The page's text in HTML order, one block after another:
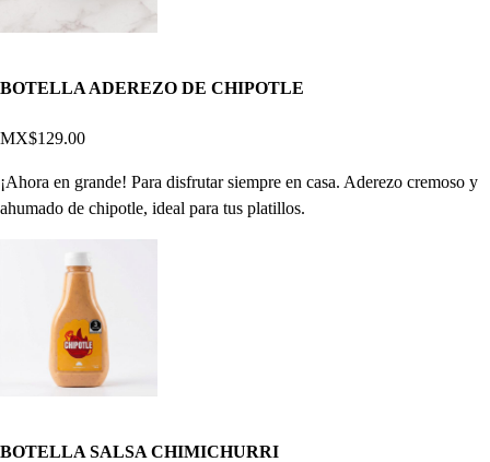
BOTELLA ADEREZO DE CHIPOTLE
MX$129.00
¡Ahora en grande! Para disfrutar siempre en casa. Aderezo cremoso y
ahumado de chipotle, ideal para tus platillos.
BOTELLA SALSA CHIMICHURRI